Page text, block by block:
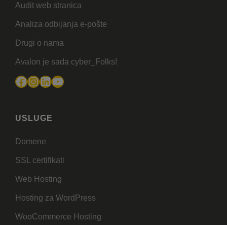
Audit web stranica
Analiza odbijanja e-pošte
Drugi o nama
Avalon je sada cyber_Folks!
Facebook
Instagram
LinkedIn
YouTube
USLUGE
Domene
SSL certifikati
Web Hosting
Hosting za WordPress
WooCommerce Hosting